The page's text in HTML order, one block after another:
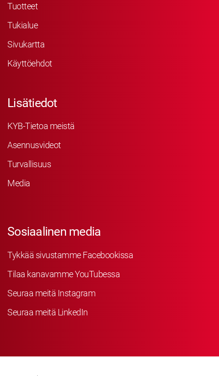
Tuotteet
Tukialue
Sivukartta
Käyttöehdot
Lisätiedot
KYB-Tietoa meistä
Asennusvideot
Turvallisuus
Media
Sosiaalinen media
Tykkää sivustamme Facebookissa
Tilaa kanavamme YouTubessa
Seuraa meitä Instagram
Seuraa meitä LinkedIn